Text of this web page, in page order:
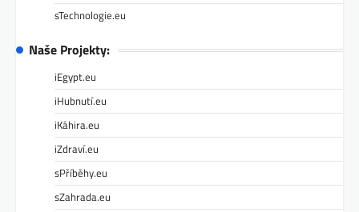
sTechnologie.eu
Naše Projekty:
iEgypt.eu
iHubnutí.eu
iKáhira.eu
iZdraví.eu
sPříběhy.eu
sZahrada.eu